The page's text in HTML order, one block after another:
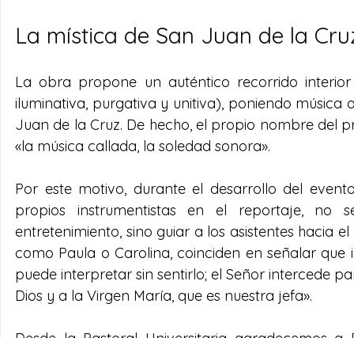
La mística de San Juan de la
La obra propone un auténtico recorrido
iluminativa, purgativa y unitiva), poniendo música
Juan de la Cruz. De hecho, el propio nombre del
«la música callada, la soledad sonora».
Por este motivo, durante el desarrollo del
propios instrumentistas en el reportaje,
entretenimiento, sino guiar a los asistentes hacia
como Paula o Carolina, coinciden en señalar
puede interpretar sin sentirlo; el Señor intercede
Dios y a la Virgen María, que es nuestra jefa».